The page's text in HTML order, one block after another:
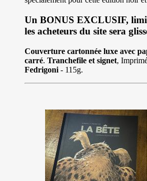
Un BONUS EXCLUSIF,
les acheteurs du site sera
Couverture cartonnée luxe avec
carré. Tranchefile et signet,
Fedrigoni - 115g.